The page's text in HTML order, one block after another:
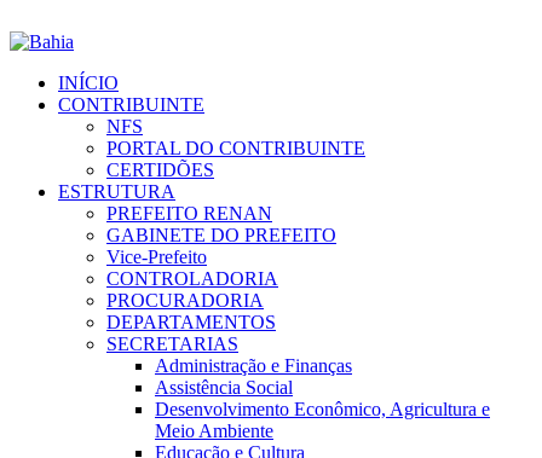
INÍCIO
CONTRIBUINTE
NFS
PORTAL DO CONTRIBUINTE
CERTIDÕES
ESTRUTURA
PREFEITO RENAN
GABINETE DO PREFEITO
Vice-Prefeito
CONTROLADORIA
PROCURADORIA
DEPARTAMENTOS
SECRETARIAS
Administração e Finanças
Assistência Social
Desenvolvimento Econômico, Agricultura e
Meio Ambiente
Educação e Cultura